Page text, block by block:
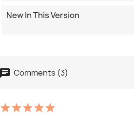
New In This Version
Comments (3)